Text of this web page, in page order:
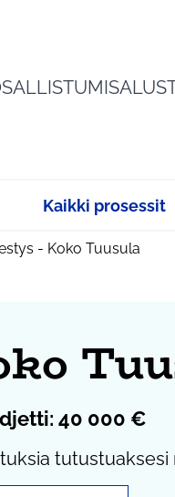
Kaikki prosessit
- Koko Tuusula
40 000 €
tutustuaksesi